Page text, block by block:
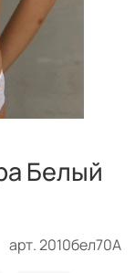
арт.2010бел70А
Белый